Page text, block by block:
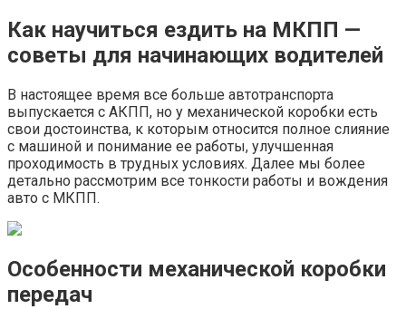
Как научиться ездить на МКПП —
советы для начинающих водителей
В настоящее время все больше автотранспорта
выпускается с АКПП, но у механической коробки есть
свои достоинства, к которым относится полное слияние
с машиной и понимание ее работы, улучшенная
проходимость в трудных условиях. Далее мы более
детально рассмотрим все тонкости работы и вождения
авто с МКПП.
Особенности механической коробки
передач